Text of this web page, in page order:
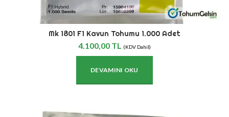
Mk 1801 F1 Kavun Tohumu 1.000 Adet
4.100,00 TL (KDV Dahil)
DEVAMINI OKU